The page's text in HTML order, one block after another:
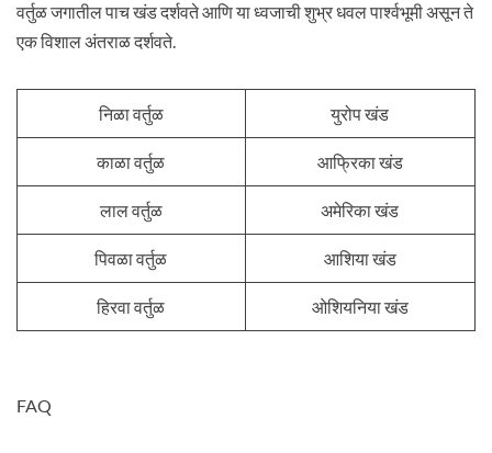
वर्तुळ जगातील पाच खंड दर्शवते आणि या ध्वजाची शुभ्र धवल पार्श्वभूमी असून ते
एक विशाल अंतराळ दर्शवते.
निळा वर्तुळ युरोप खंड
काळा वर्तुळ आफ्रिका खंड
लाल वर्तुळ अमेरिका खंड
पिवळा वर्तुळ आशिया खंड
हिरवा वर्तुळ ओशियनिया खंड
FAQ